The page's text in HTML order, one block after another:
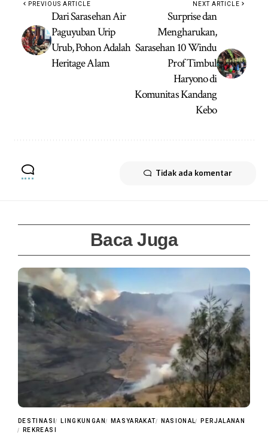
PREVIOUS ARTICLE
Dari Sarasehan Air
Paguyuban Urip
Urub, Pohon Adalah
Heritage Alam
NEXT ARTICLE
Surprise dan
Mengharukan,
Sarasehan 10 Windu
Prof Timbul
Haryono di
Komunitas Kandang
Kebo
Tidak ada komentar
Baca Juga
DESTINASI LINGKUNGAN MASYARAKAT NASIONAL
PERJALANAN
REKREASI